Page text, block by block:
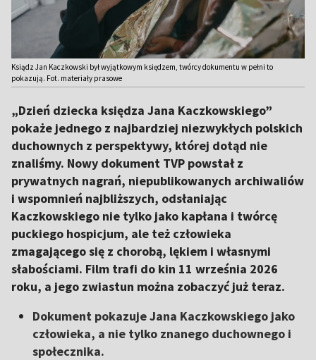
Ksiądz Jan Kaczkowski był wyjątkowym księdzem, twórcy dokumentu w pełni to
pokazują. Fot. materiały prasowe
„Dzień dziecka księdza Jana Kaczkowskiego”
pokaże jednego z najbardziej niezwykłych polskich
duchownych z perspektywy, której dotąd nie
znaliśmy. Nowy dokument TVP powstał z
prywatnych nagrań, niepublikowanych archiwaliów
i wspomnień najbliższych, odsłaniając
Kaczkowskiego nie tylko jako kapłana i twórcę
puckiego hospicjum, ale też człowieka
zmagającego się z chorobą, lękiem i własnymi
słabościami. Film trafi do kin 11 września 2026
roku, a jego zwiastun można zobaczyć już teraz.
Dokument pokazuje Jana Kaczkowskiego jako
człowieka, a nie tylko znanego duchownego i
społecznika.